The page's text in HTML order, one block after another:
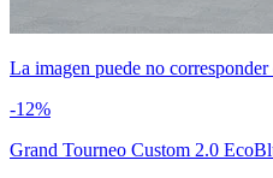
La imagen puede no
-12%
Grand Tourneo Custom 2.0